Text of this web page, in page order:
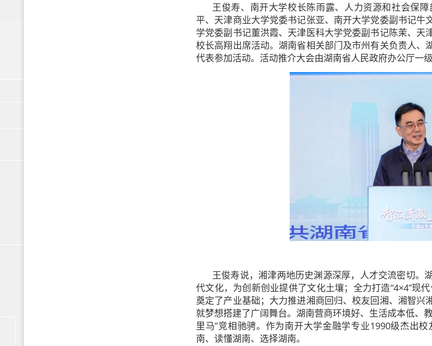
王俊寿、南开大学校长陈雨露、人力资源和社会保
平、天津商业大学党委书记张亚、南开大学党委副书记
学党委副书记董洪霞、天津医科大学党委副书记陈茉、
校长高翔出席活动。湖南省相关部门及市州有关负责人
代表参加活动。活动推介大会由湖南省人民政府办公厅一
王俊寿说，湘津两地历史渊源深厚，人才交流密切。
代文化，为创新创业提供了文化土壤；全力打造“4×4”现
奠定了产业基础；大力推进湘商回归、校友回湘、湘智
就梦想搭建了广阔舞台。湖南营商环境好、生活成本低、
里马”竞相驰骋。作为南开大学金融学专业1990级杰出
南、读懂湖南、选择湖南。